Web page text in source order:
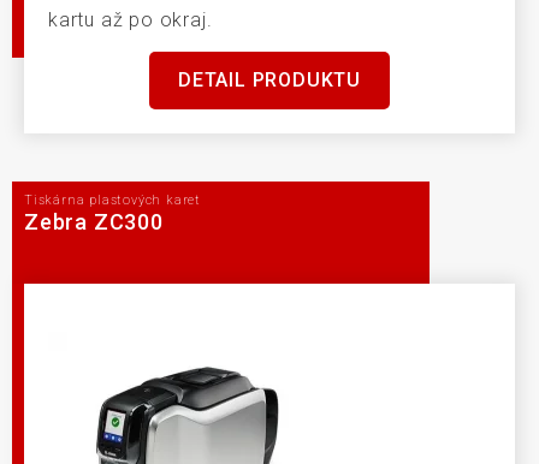
kartu až po okraj.
DETAIL PRODUKTU
Tiskárna plastových karet
Zebra ZC300